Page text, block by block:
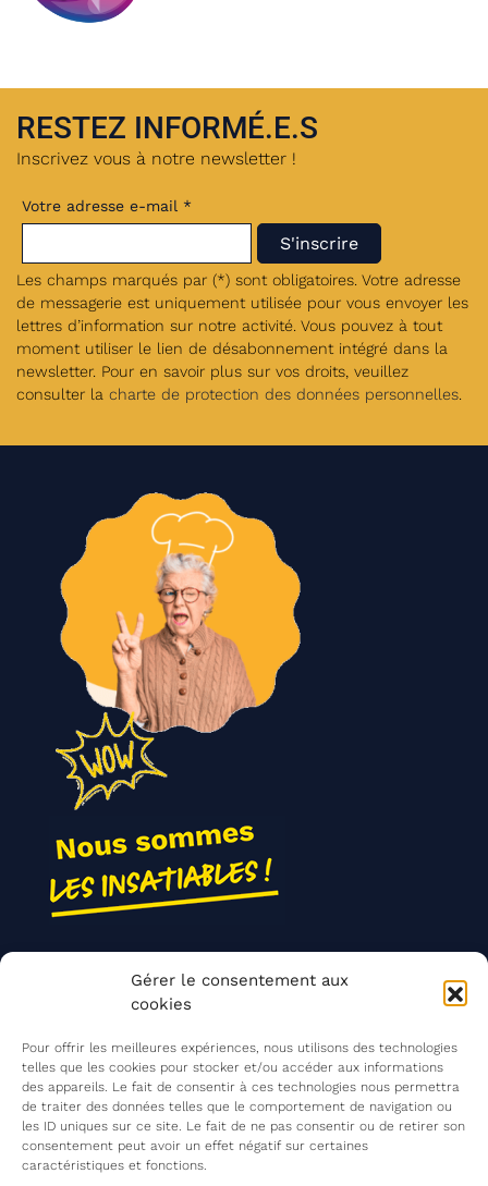
Gérer le consentement aux
cookies
Pour offrir les meilleures expériences, nous utilisons des technologies
telles que les cookies pour stocker et/ou accéder aux informations
des appareils. Le fait de consentir à ces technologies nous permettra
de traiter des données telles que le comportement de navigation ou
les ID uniques sur ce site. Le fait de ne pas consentir ou de retirer son
consentement peut avoir un effet négatif sur certaines
caractéristiques et fonctions.
RESTEZ INFORMÉ.E.S
Inscrivez vous à notre newsletter !
Votre adresse e-mail *
Les champs marqués par (*) sont obligatoires. Votre adresse
de messagerie est uniquement utilisée pour vous envoyer les
lettres d’information sur notre activité. Vous pouvez à tout
moment utiliser le lien de désabonnement intégré dans la
newsletter. Pour en savoir plus sur vos droits, veuillez
consulter la charte de protection des données personnelles
Agir ensemble
Mentions légales
Politique de confidentialité